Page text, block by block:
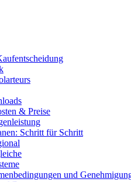
& Preise
Schritt für Schritt
und